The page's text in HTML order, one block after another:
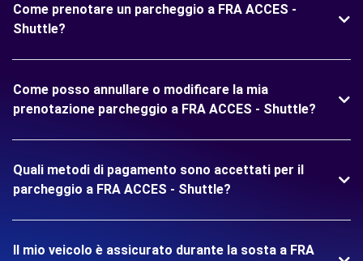
Come prenotare un parcheggio a FRA ACCES -
Shuttle?
Come posso annullare o modificare la mia
prenotazione parcheggio a FRA ACCES - Shuttle?
Quali metodi di pagamento sono accettati per il
parcheggio a FRA ACCES - Shuttle?
Il mio veicolo è assicurato durante la sosta a FRA